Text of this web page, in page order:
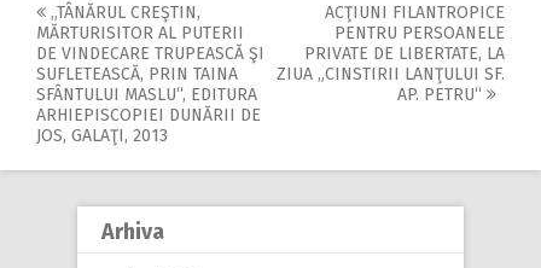
Post
navigation
„TÂNĂRUL CREŞTIN,
MĂRTURISITOR AL PUTERII
DE VINDECARE TRUPEASCĂ ŞI
SUFLETEASCĂ, PRIN TAINA
SFÂNTULUI MASLU“, EDITURA
ARHIEPISCOPIEI DUNĂRII DE
JOS, GALAŢI, 2013
ACŢIUNI FILANTROPICE
PENTRU PERSOANELE
PRIVATE DE LIBERTATE, LA
ZIUA „CINSTIRII LANŢULUI SF.
AP. PETRU“
Arhiva